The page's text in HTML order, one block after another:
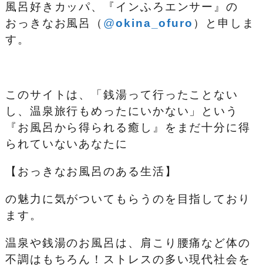
風呂好きカッパ、『インふろエンサー』の
おっきなお風呂（ @okina_ofuro ）
と申しま
す。
このサイトは、「銭湯って行ったことない
し、温泉旅行もめったにいかない」という
『お風呂から得られる癒し』をまだ十分に得
られていないあなたに
【おっきなお風呂のある生活】
の魅力に気がついてもらうのを目指しており
ます。
温泉や銭湯のお風呂は、肩こり腰痛など体の
不調はもちろん！ストレスの多い現代社会を